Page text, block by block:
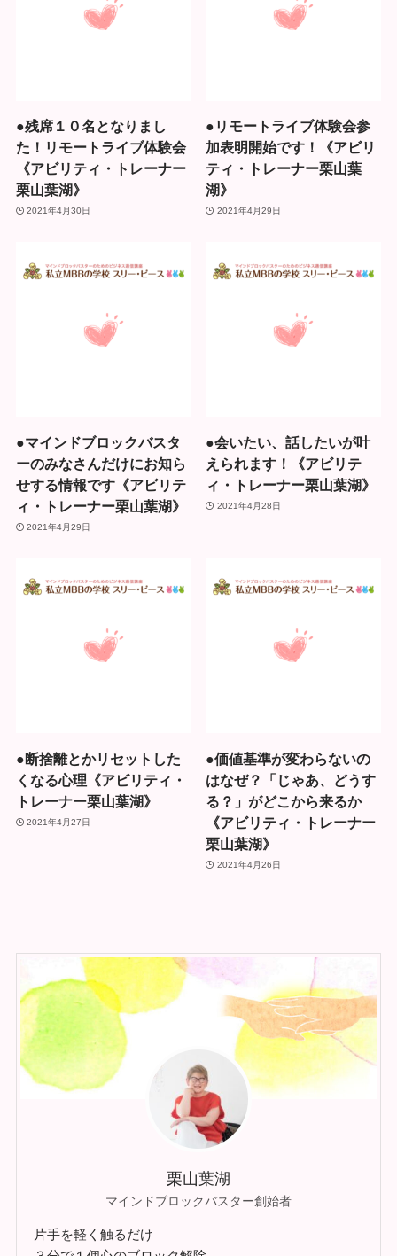
●残席１０名となりまし
た！リモートライブ体験会
《アビリティ・トレーナー
栗山葉湖》
2021年4月30日
●リモートライブ体験会参
加表明開始です！《アビリ
ティ・トレーナー栗山葉
湖》
2021年4月29日
●マインドブロックバスタ
ーのみなさんだけにお知ら
せする情報です《アビリテ
ィ・トレーナー栗山葉湖》
2021年4月29日
●会いたい、話したいが叶
えられます！《アビリテ
ィ・トレーナー栗山葉湖》
2021年4月28日
●断捨離とかリセットした
くなる心理《アビリティ・
トレーナー栗山葉湖》
2021年4月27日
●価値基準が変わらないの
はなぜ？「じゃあ、どうす
る？」がどこから来るか
《アビリティ・トレーナー
栗山葉湖》
2021年4月26日
栗山葉湖
マインドブロックバスター創始者
片手を軽く触るだけ